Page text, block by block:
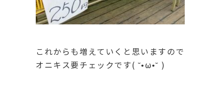
これからも増えていくと思いますので
オニキス要チェックです( ˘•ω•˘ )